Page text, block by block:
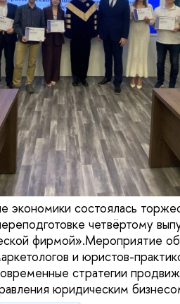
состоялась
четвёртому
фирмой».Мероприятие
и юристов-
стратегии
юридическим